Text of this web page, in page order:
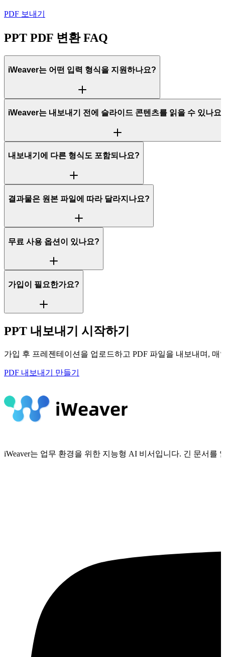
PDF 보내기
PPT PDF 변환 FAQ
iWeaver는 어떤 입력 형식을 지원하나요?
iWeaver는 내보내기 전에 슬라이드 콘텐츠를 읽을 수 있나요
내보내기에 다른 형식도 포함되나요?
결과물은 원본 파일에 따라 달라지나요?
무료 사용 옵션이 있나요?
가입이 필요한가요?
PPT 내보내기 시작하기
가입 후 프레젠테이션을 업로드하고 PDF 파일을 내보내며, 매
PDF 내보내기 만들기
iWeaver는 업무 환경을 위한 지능형 AI 비서입니다. 긴 문서